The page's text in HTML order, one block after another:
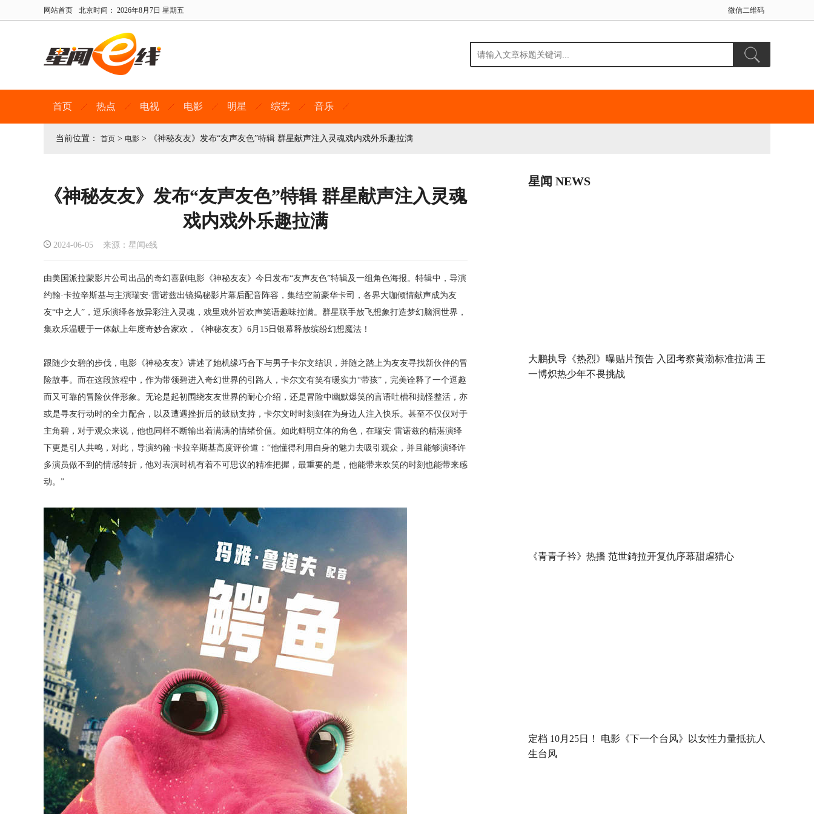
网站首页 北京时间： 2026年8月7日 星期五 微信二维码
首页 热点 电视 电影 明星 综艺 音乐
当前位置： 首页 > 电影 > 《神秘友友》发布“友声友色”特辑 群星献声注入灵魂戏内戏外乐趣拉满
《神秘友友》发布“友声友色”特辑 群星献声注入灵魂
戏内戏外乐趣拉满
2024-06-05 来源：星闻e线
由美国派拉蒙影片公司出品的奇幻喜剧电影《神秘友友》今日发布“友声友色”特辑及一组角色海报。特辑中，导演
约翰·卡拉辛斯基与主演瑞安·雷诺兹出镜揭秘影片幕后配音阵容，集结空前豪华卡司，各界大咖倾情献声成为友
友“中之人”，逗乐演绎各放异彩注入灵魂，戏里戏外皆欢声笑语趣味拉满。群星联手放飞想象打造梦幻脑洞世界，
集欢乐温暖于一体献上年度奇妙合家欢，《神秘友友》6月 15日银幕释放缤纷幻想魔法！
跟随少女碧的步伐，电影《神秘友友》讲述了她机缘巧合下与男子卡尔文结识，并随之踏上为友友寻找新伙伴的冒
险故事。而在这段旅程中，作为带领碧进入奇幻世界的引路人，卡尔文有笑有暖实力“带孩”，完美诠释了一个逗趣
而又可靠的冒险伙伴形象。无论是起初围绕友友世界的耐心介绍，还是冒险中幽默爆笑的言语吐槽和搞怪整活，亦
或是寻友行动时的全力配合，以及遭遇挫折后的鼓励支持，卡尔文时时刻刻在为身边人注入快乐。甚至不仅仅对于
主角碧，对于观众来说，他也同样不断输出着满满的情绪价值。如此鲜明立体的角色，在瑞安·雷诺兹的精湛演绎
下更是引人共鸣，对此，导演约翰·卡拉辛斯基高度评价道：“他懂得利用自身的魅力去吸引观众，并且能够演绎许
多演员做不到的情感转折，他对表演时机有着不可思议的精准把握，最重要的是，他能带来欢笑的时刻也能带来感
动。”
星闻 NEWS
大鹏执导《热烈》曝贴片预告 入团考察黄渤标准拉满 王
一博炽热少年不畏挑战
《青青子衿》热播 范世錡拉开复仇序幕甜虐猎心
定档 10月25日！ 电影《下一个台风》以女性力量抵抗人
生台风